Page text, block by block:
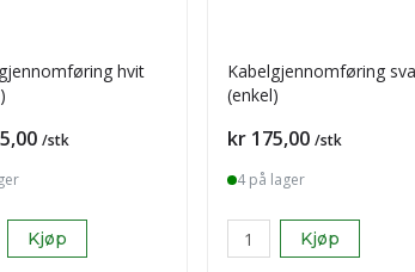
hvit
/stk
Kjøp
Kabelgjennomføring
(enkel)
Pris
kr 175,00 /stk
4 på lager
Kjøp